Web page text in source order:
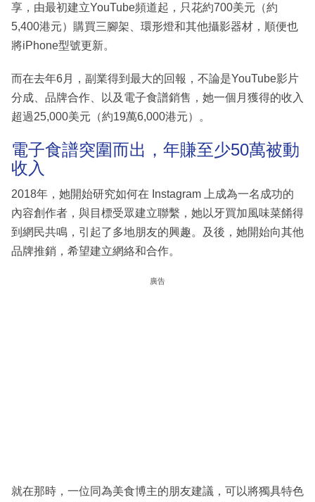
享，由最初建立YouTube頻道起，只花約700美元（約
5,400港元）購買三腳架、環形燈和其他攝影器材，順便也
將iPhone型號更新。
而在去年6月，副業得到最大的回報，不論是YouTube影片
分成、品牌合作、以及電子食譜銷售，她一個月獲得的收入
超過25,000美元（約19萬6,000港元）。
電子食譜突圍而出，年賺至少50萬被動
收入
2018年，她開始研究如何在 Instagram 上成為一名成功的
內容創作者，與目標受眾建立聯繫，她以牙買加風味菜餚得
到網民共鳴，引起了多地朋友的興趣。及後，她開始向其他
品牌推銷，希望建立網絡和合作。
廣告
就在那時，一位同為美食博主的朋友建議，可以將獨具特色